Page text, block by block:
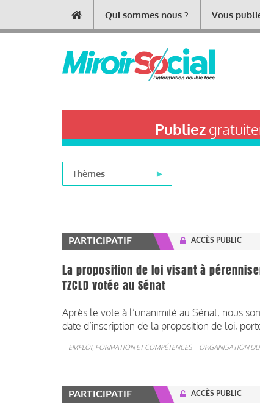
contenu
Main
navigation
Qui sommes nous ? Vous
Publiez
Thèmes
PARTICIPATIF ACCÈS PUBLIC
La proposition de loi visant à
TZCLD votée au Sénat
Après le vote à l’unanimité au Sénat, nous
date d’inscription de la proposition de loi,
EMPLOI, FORMATION ET COMPÉTENCES ORGANISATION
PARTICIPATIF ACCÈS PUBLIC